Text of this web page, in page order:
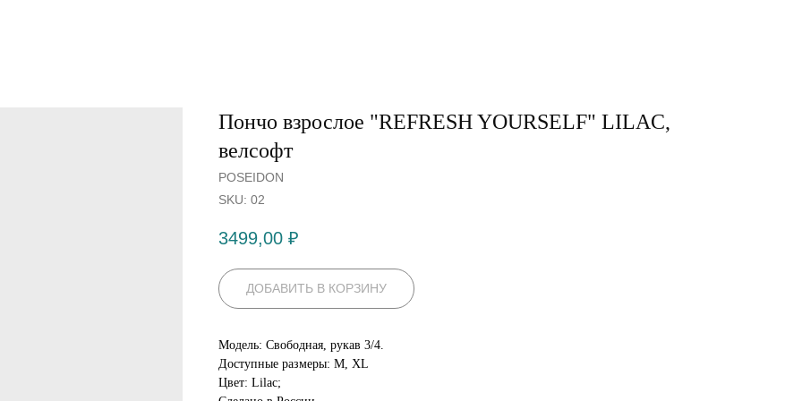
Пончо взрослое "REFRESH YOURSELF" LILAC,
велсофт
POSEIDON
SKU: 02
3499,00 ₽
ДОБАВИТЬ В КОРЗИНУ
Модель: Свободная, рукав 3/4.
Доступные размеры: M, XL
Цвет: Lilac;